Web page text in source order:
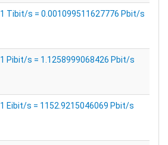
1 Tibit/s = 0.001099511627776 Pbit/s
1 Pibit/s = 1.1258999068426 Pbit/s
1 Eibit/s = 1152.9215046069 Pbit/s